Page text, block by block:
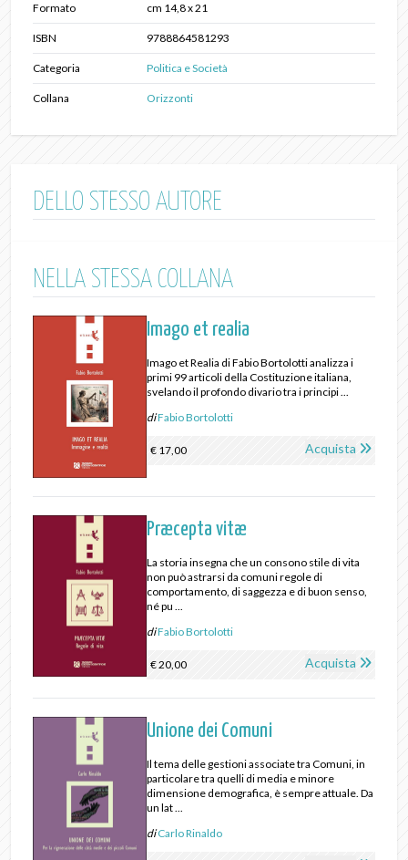
Formato cm 14,8 x 21
ISBN 9788864581293
Categoria Politica e Società
Collana Orizzonti
DELLO STESSO AUTORE
NELLA STESSA COLLANA
Imago et realia
Imago et Realia di Fabio Bortolotti analizza i
primi 99 articoli della Costituzione italiana,
svelando il profondo divario tra i principi ...
diFabio Bortolotti
€ 17,00 Acquista
Præcepta vitæ
La storia insegna che un consono stile di vita
non può astrarsi da comuni regole di
comportamento, di saggezza e di buon senso,
né pu ...
diFabio Bortolotti
€ 20,00 Acquista
Unione dei Comuni
Il tema delle gestioni associate tra Comuni, in
particolare tra quelli di media e minore
dimensione demografica, è sempre attuale. Da
un lat ...
diCarlo Rinaldo